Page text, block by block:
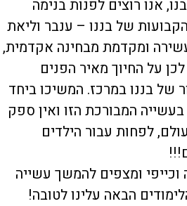
אנו רוצים לפנות בנימה
של בננו – ענבר וליאת
ומקדמת מבחינה אקדמית,
על החיוך מאיר הפנים
של בננו במרכז. המשיכו ביחד
המבורכת הזו ואין ספק
לפחות עבור הילדים
ומצפים להמשך עשייה
הבאה עלינו לטובה!